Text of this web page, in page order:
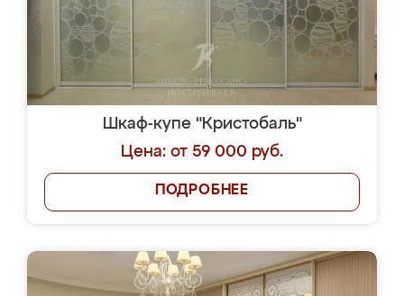
Шкаф-купе "Кристобаль"
Цена: от 59 000 руб.
ПОДРОБНЕЕ